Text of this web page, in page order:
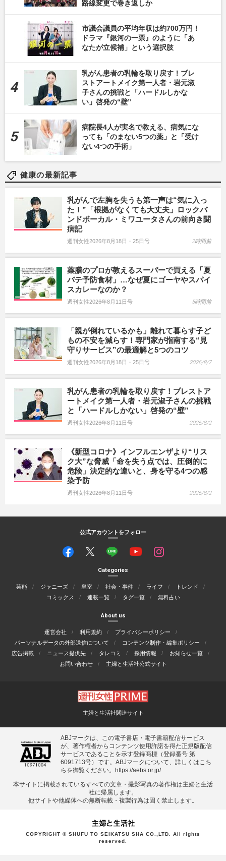
路線変更で巻き返しか
市議会議員の平均年収は約700万円！
ドラマ『銀河の一票』のように「あ
なたが立候補」という選択肢
乳がん患者の乳輪を取り戻す！ブレ
ストアートメイク第一人者・岩元淑
子さんの挑戦と「ハードルしかな
い」啓発の“壁”
病院長4人が実名で教える、病気にな
っても「のまない5つの薬」と「受け
ない4つの手術」
健康の最新記事
乳がんで左胸を失うも第一声は“気に入っ
た！”「根拠がなくても大丈夫」ロックバ
ンドボーカル・ミワユータさんの前向き闘
病記
週刊女性2026年8月18日・25日号 2時間前
薬膳のプロが教えるスーパーで買える「夏
バテ予防食材」…なぜ夏にゴーヤやスパイ
スカレーなのか？
週刊女性2026年8月11日号 5時間前
「親が倒れているかも」離れて暮らす子ど
もの不安を減らす！専門家が指南する“見
守りサービス”の最適解と5つのコツ
週刊女性2026年8月18日・25日号 2026/8/7
乳がん患者の乳輪を取り戻す！ブレストア
ートメイク第一人者・岩元淑子さんの挑戦
と「ハードルしかない」啓発の“壁”
週刊女性2026年8月11日号 2026/8/2
《新型コロナ》インフルエンザより“リス
ク大”な脅威「命を失う点では、圧倒的に
危険」決定的な違いと、身を守る4つの感
染予防
週刊女性2026年8月11日号 2026/8/2
公式アカウントをフォロー
Categories
芸能 ジャニーズ 皇室 社会・事件 ライフ
トレンド
コミックス
連載一覧 タグ一覧 無料占い
About us
運営会社 利用規約
プライバシーポリシー
パーソナルデータの外部送信について
コンテンツ制作・編集ポリシー
広告掲載
ニュース提供先 タレコミ 採用情報
お知らせ一覧
お問い合わせ
主婦と生活社公式サイト
主婦と生活社関連サイト
ABJマークは、この電子書店・電子書籍配信サービス
が、著作権者からコンテンツ使用許諾を得た正規版配信
サービスであることを示す登録商標（登録番号 第
6091713号）です。ABJマークについて、詳しくはこち
らを御覧ください。 https://aebs.or.jp/
本サイトに掲載されているすべての⽂章・撮影写真の著作権は主婦と⽣活
社に帰属します。
他サイトや他媒体への無断転載・複製⾏為は固く禁⽌します。
COPYRIGHT © SHUFU TO SEIKATSU SHA CO.,LTD. All rights
reserved.